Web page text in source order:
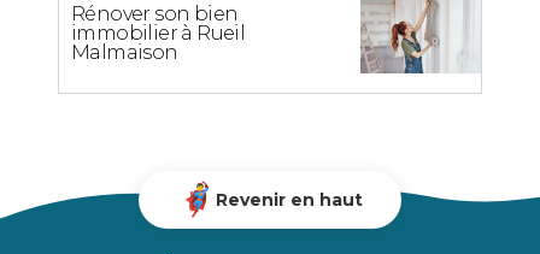
Rénover son bien
immobilier à Rueil
Malmaison
Revenir en haut